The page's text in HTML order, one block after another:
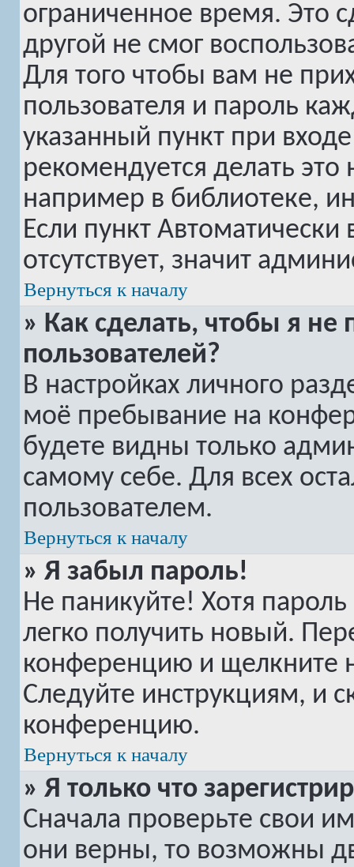
ограниченное время. Это
другой не смог
Для того чтобы вам не
пользователя и пароль
указанный пункт при
рекомендуется делать
например в библиотеке,
Если пункт
отсутствует, значит
Вернуться к началу
» Как сделать, чтобы я не
пользователей?
В настройках личного
моё пребывание на
будете видны только
самому себе. Для всех
пользователем.
Вернуться к началу
» Я забыл пароль!
Не паникуйте! Хотя
легко получить новый.
конференцию и щелкните
Следуйте инструкциям, и
конференцию.
Вернуться к началу
» Я только что
Сначала проверьте свои
они верны, то возможны